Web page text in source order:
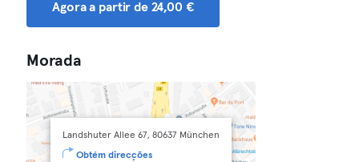
Agora a partir de 24,00 €
Morada
Landshuter Allee 67, 80637 München
Obtém direcções